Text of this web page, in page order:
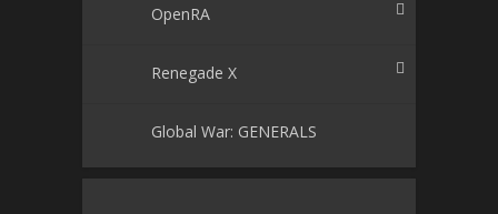
OpenRA
Renegade X
Global War: GENERALS